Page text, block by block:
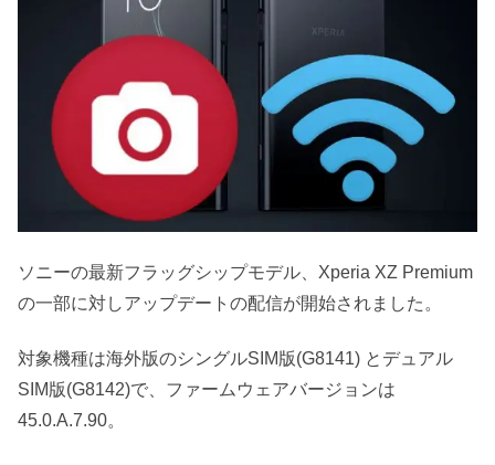
ソニーの最新フラッグシップモデル、Xperia XZ Premium
の一部に対しアップデートの配信が開始されました。
対象機種は海外版のシングルSIM版(G8141) とデュアル
SIM版(G8142)で、ファームウェアバージョンは
45.0.A.7.90。